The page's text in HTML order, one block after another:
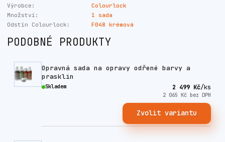
Výrobce:
Colourlock
Množství:
1 sada
Odstín Colourlock:
F048 krémová
PODOBNÉ PRODUKTY
Opravná sada na opravy odřené barvy a
prasklin
2 499 Kč/ks
2 065 Kč bez DPH
Skladem
Zvolit variantu